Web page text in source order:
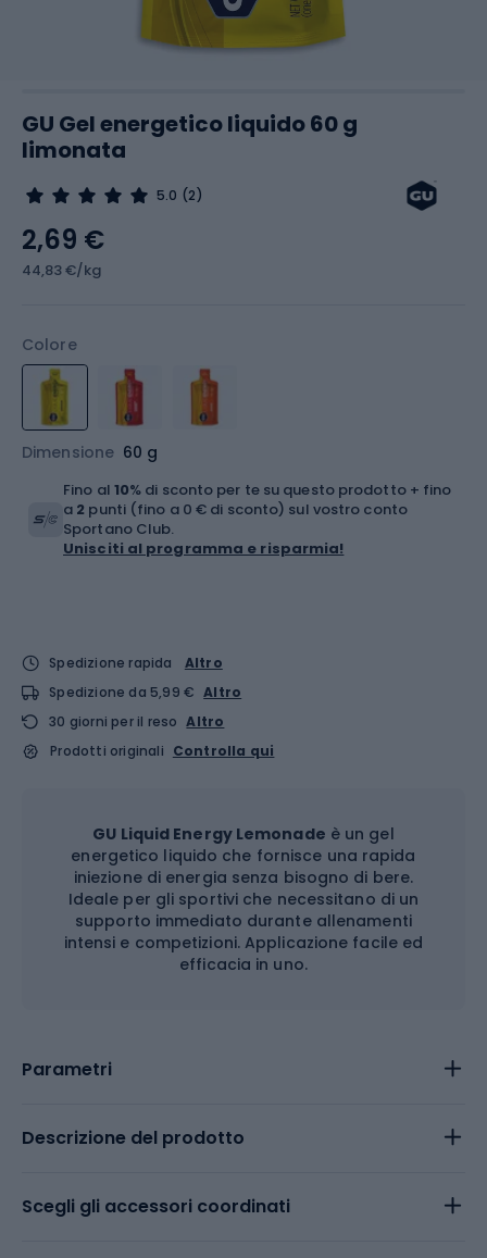
GU Gel energetico liquido 60 g
limonata
5.0 (2)
Colore
Dimensione 60 g
2,69 €
44,83 €/kg
Fino al 10% di sconto per te su questo prodotto + fino
a 2 punti (fino a 0 € di sconto) sul vostro conto
Sportano Club.
Unisciti al programma e risparmia!
Spedizione rapida
Altro
Spedizione da 5,99 € Altro
30 giorni per il reso Altro
Prodotti originali Controlla qui
GU Liquid Energy Lemonade è un gel
energetico liquido che fornisce una rapida
iniezione di energia senza bisogno di bere.
Ideale per gli sportivi che necessitano di un
supporto immediato durante allenamenti
intensi e competizioni. Applicazione facile ed
efficacia in uno.
Parametri
Descrizione del prodotto
Scegli gli accessori coordinati